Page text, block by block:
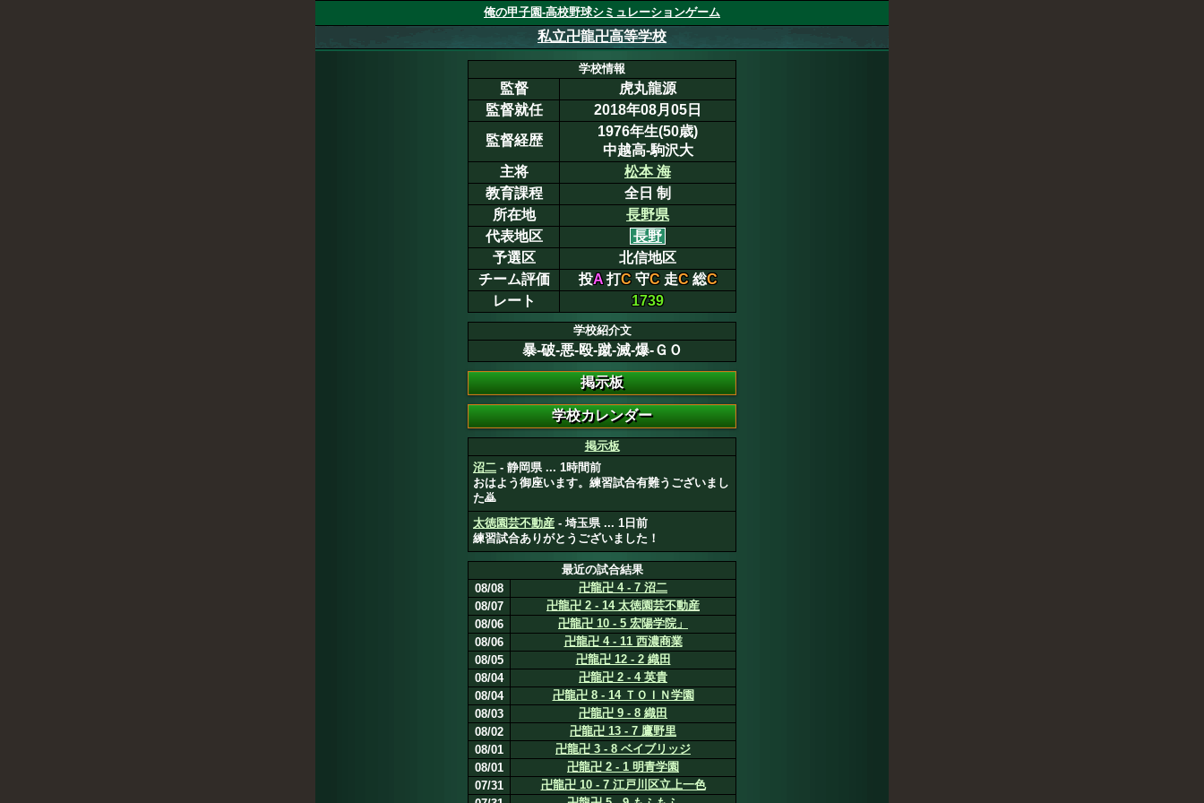
俺の甲子園-高校野球シミュレーションゲーム
私立卍龍卍高等学校
学校情報
監督
虎丸龍源
監督就任
2018年08月05日
監督経歴
1976年生(50歳)
中越高-駒沢大
主将
松本 海
教育課程
全日 制
所在地
長野県
代表地区
長野
予選区
北信地区
チーム評価
投A打C守C走C総C
レート
1739
学校紹介文
暴-破-悪-殴-蹴-滅-爆-ＧＯ
掲示板
沼二 - 静岡県 ... 1時間前
おはよう御座います。練習試合有難うございまし
た🙇
太徳園芸不動産 - 埼玉県 ... 1日前
練習試合ありがとうございました！
最近の試合結果
08/08
卍龍卍 4 - 7 沼二
08/07
卍龍卍 2 - 14 太徳園芸不動産
08/06
卍龍卍 10 - 5 宏陽学院」
08/06
卍龍卍 4 - 11 西濃商業
08/05
卍龍卍 12 - 2 織田
08/04
卍龍卍 2 - 4 英貴
08/04
卍龍卍 8 - 14 ＴＯＩＮ学園
08/03
卍龍卍 9 - 8 織田
08/02
卍龍卍 13 - 7 鷹野里
08/01
卍龍卍 3 - 8 ベイブリッジ
08/01
卍龍卍 2 - 1 明青学園
07/31
卍龍卍 10 - 7 江戸川区立上一色